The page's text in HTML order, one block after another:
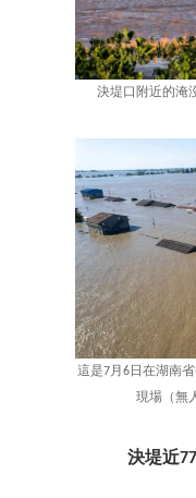
決堤口附近的淹
這是7月6日在湖南
現場（無
決堤近